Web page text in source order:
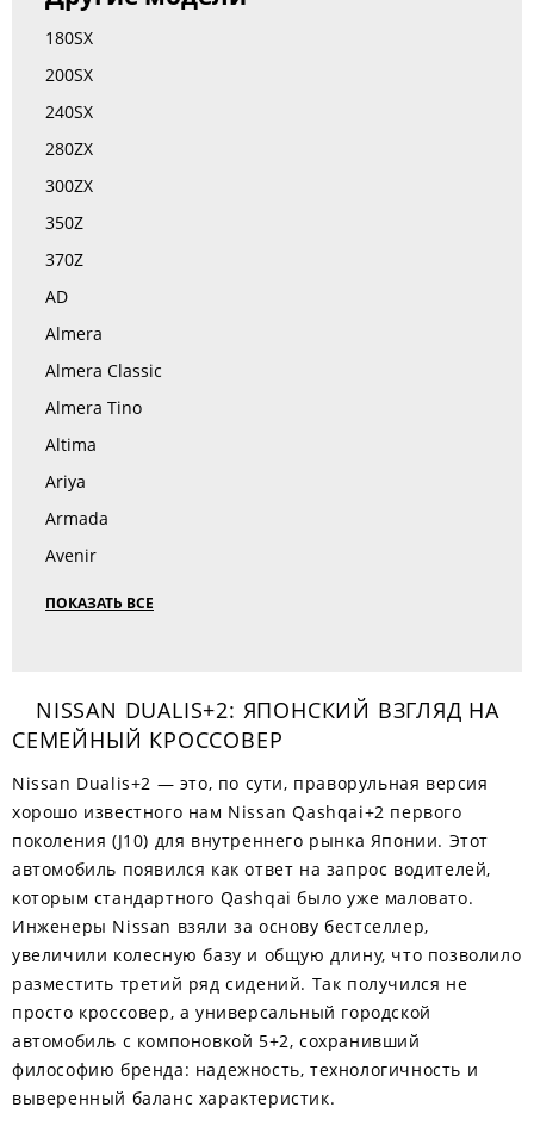
180SX
200SX
240SX
280ZX
300ZX
350Z
370Z
AD
Almera
Almera Classic
Almera Tino
Altima
Ariya
Armada
Avenir
ПОКАЗАТЬ ВСЕ
NISSAN DUALIS+2: ЯПОНСКИЙ ВЗГЛЯД НА
СЕМЕЙНЫЙ КРОССОВЕР
Nissan Dualis+2 — это, по сути, праворульная версия
хорошо известного нам Nissan Qashqai+2 первого
поколения (J10) для внутреннего рынка Японии. Этот
автомобиль появился как ответ на запрос водителей,
которым стандартного Qashqai было уже маловато.
Инженеры Nissan взяли за основу бестселлер,
увеличили колесную базу и общую длину, что позволило
разместить третий ряд сидений. Так получился не
просто кроссовер, а универсальный городской
автомобиль с компоновкой 5+2, сохранивший
философию бренда: надежность, технологичность и
выверенный баланс характеристик.